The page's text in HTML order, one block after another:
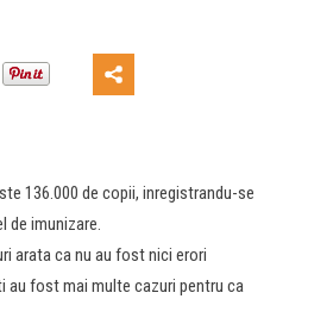
136.000 de copii, inregistrandu-se
de imunizare.
arata ca nu au fost nici erori
au fost mai multe cazuri pentru ca